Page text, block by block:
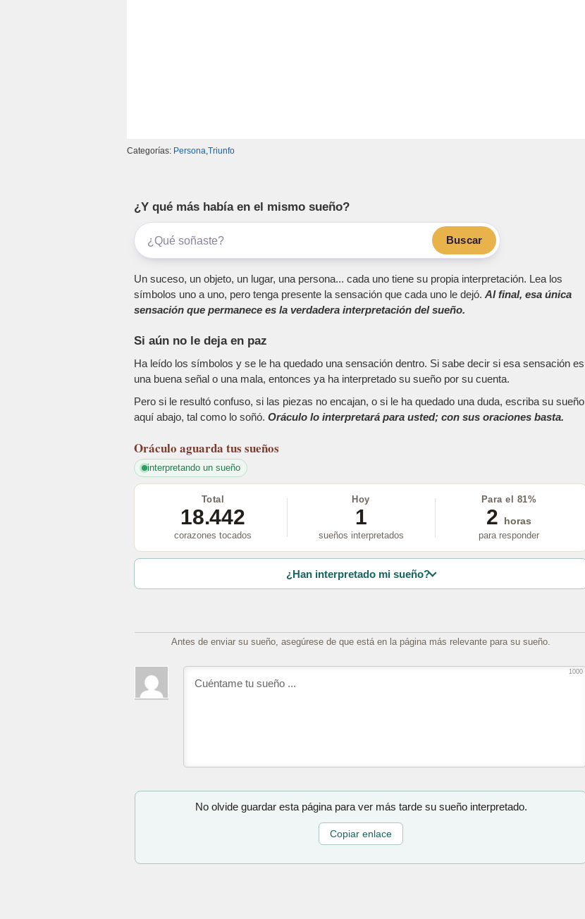
Categorías: Persona,Triunfo
¿Y qué más había en el mismo sueño?
Buscar
Un suceso, un objeto, un lugar, una persona... cada uno tiene su propia interpretación. Lea los
símbolos uno a uno, pero tenga presente la sensación que cada uno le dejó. Al final, esa única
sensación que permanece es la verdadera interpretación del sueño.
Si aún no le deja en paz
Ha leído los símbolos y se le ha quedado una sensación dentro. Si sabe decir si esa sensación es
una buena señal o una mala, entonces ya ha interpretado su sueño por su cuenta.
Pero si le resultó confuso, si las piezas no encajan, o si le ha quedado una duda, escriba su sueño
aquí abajo, tal como lo soñó. Oráculo lo interpretará para usted; con sus oraciones basta.
Oráculo aguarda tus sueños
interpretando un sueño
Total
18.442
corazones tocados
Hoy
1
sueños interpretados
Para el 81%
2
horas
para responder
¿Han interpretado mi sueño?
Antes de enviar su sueño, asegúrese de que está en la página más relevante para su sueño.
1000
No olvide guardar esta página para ver más tarde su sueño interpretado.
Copiar enlace